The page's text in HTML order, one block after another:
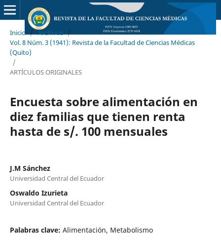
Inicio / Archivos /
Vol. 8 Núm. 3 (1941): Revista de la Facultad de Ciencias Médicas
(Quito)
/
ARTÍCULOS ORIGINALES
Encuesta sobre alimentación en
diez familias que tienen renta
hasta de s/. 100 mensuales
J.M Sánchez
Universidad Central del Ecuador
Oswaldo Izurieta
Universidad Central del Ecuador
Palabras clave: Alimentación, Metabolismo